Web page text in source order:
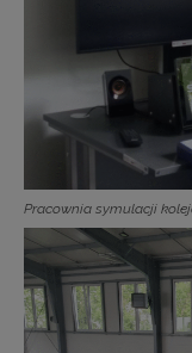
Pracownia symulacji